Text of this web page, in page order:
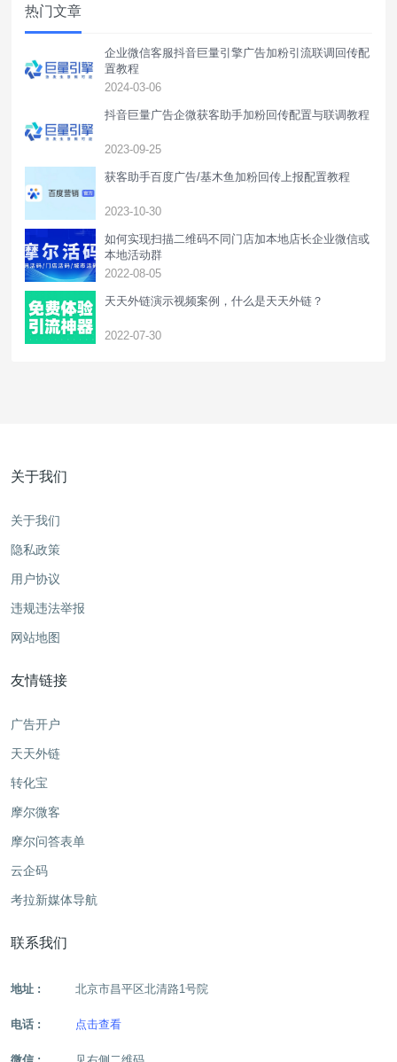
热门文章
企业微信客服抖音巨量引擎广告加粉引流联调回传配
置教程
2024-03-06
抖音巨量广告企微获客助手加粉回传配置与联调教程
2023-09-25
获客助手百度广告/基木鱼加粉回传上报配置教程
2023-10-30
如何实现扫描二维码不同门店加本地店长企业微信或
本地活动群
2022-08-05
天天外链演示视频案例，什么是天天外链？
2022-07-30
关于我们
关于我们
隐私政策
用户协议
违规违法举报
网站地图
友情链接
广告开户
天天外链
转化宝
摩尔微客
摩尔问答表单
云企码
考拉新媒体导航
联系我们
地址 : 北京市昌平区北清路1号院
电话 : 点击查看